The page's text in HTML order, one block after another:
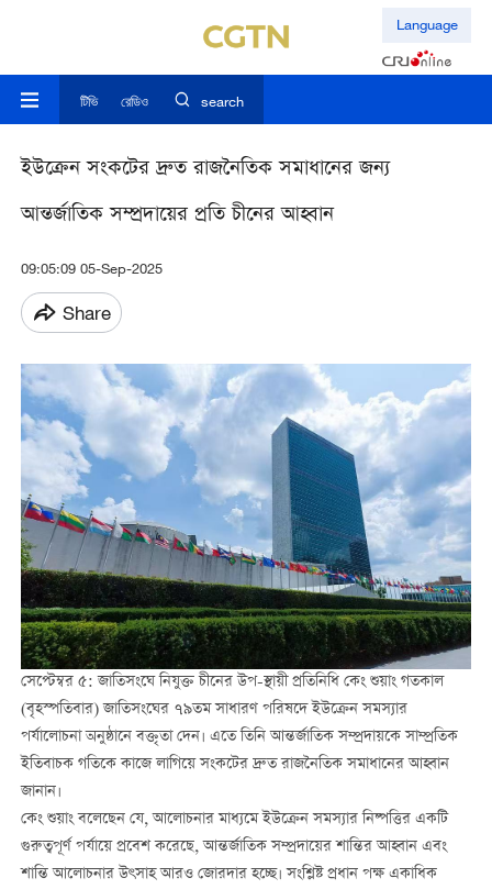
Language
টিভি রেডিও search
ইউক্রেন সংকটের দ্রুত রাজনৈতিক সমাধানের জন্য
আন্তর্জাতিক সম্প্রদায়ের প্রতি চীনের আহ্বান
09:05:09 05-Sep-2025
Share
সেপ্টেম্বর ৫: জাতিসংঘে নিযুক্ত চীনের উপ-স্থায়ী প্রতিনিধি কেং শুয়াং গতকাল
(বৃহস্পতিবার) জাতিসংঘের ৭৯তম সাধারণ পরিষদে ইউক্রেন সমস্যার
পর্যালোচনা অনুষ্ঠানে বক্তৃতা দেন। এতে তিনি আন্তর্জাতিক সম্প্রদায়কে সাম্প্রতিক
ইতিবাচক গতিকে কাজে লাগিয়ে সংকটের দ্রুত রাজনৈতিক সমাধানের আহ্বান
জানান।
কেং শুয়াং বলেছেন যে, আলোচনার মাধ্যমে ইউক্রেন সমস্যার নিষ্পত্তির একটি
গুরুত্বপূর্ণ পর্যায়ে প্রবেশ করেছে, আন্তর্জাতিক সম্প্রদায়ের শান্তির আহ্বান এবং
শান্তি আলোচনার উৎসাহ আরও জোরদার হচ্ছে। সংশ্লিষ্ট প্রধান পক্ষ একাধিক